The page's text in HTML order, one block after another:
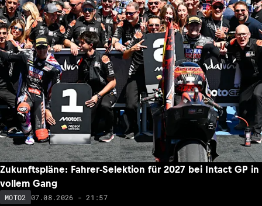
Zukunftspläne: Fahrer-Selektion für 2027 bei Intact GP in
vollem Gang
MOTO2 07.08.2026 - 21:57